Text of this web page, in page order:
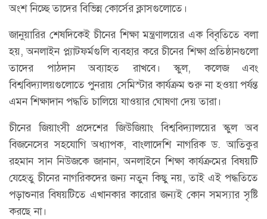
অংশ নিচ্ছে তাদের বিভিন্ন কোর্সের ক্লাসগুলোতে।
জানুয়ারির শেষদিকেই চীনের শিক্ষা মন্ত্রণালয়ের এক বিবৃতিতে বলা
হয়, অনলাইন প্ল্যাটফর্মগুলি ব্যবহার করে চীনের শিক্ষা প্রতিষ্ঠানগুলো
তাদের পাঠদান অব্যাহত রাখবে। স্কুল, কলেজ এবং
বিশ্ববিদ্যালয়গুলোতে পুনরায় সেমিস্টার কার্যক্রম শুরু না হওয়া পর্যন্ত
এমন শিক্ষাদান পদ্ধতি চালিয়ে যাওয়ার ঘোষণা দেয় তারা।
চীনের জিয়াংসী প্রদেশের জিউজিয়াং বিশ্ববিদ্যালয়ের স্কুল অব
বিজনেসের সহযোগি অধ্যাপক, বাংলাদেশি নাগরিক ড. আতিকুর
রহমান সান নিউজকে জানান, অনলাইনে শিক্ষা কার্যক্রমের বিষয়টি
যেহেতু চীনের নাগরিকদের জন্য নতুন কিছু নয়, তাই এই পদ্ধতিতে
পড়াশুনার বিষয়টিতে এখানকার কারোর জন্যই কোন সমস্যার সৃষ্টি
করছে না।